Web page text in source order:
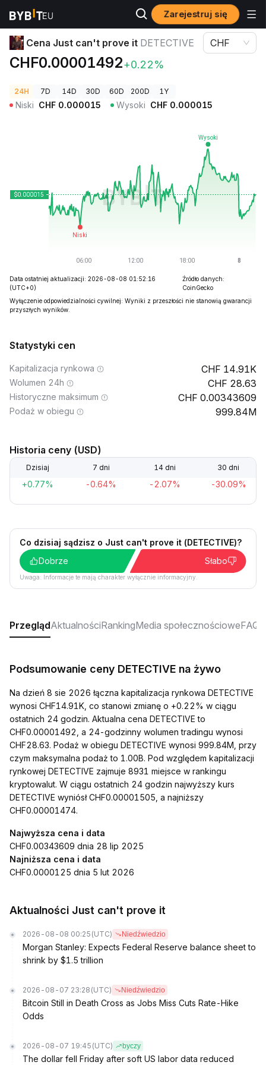
Zarejestruj się
Ceny kryptowalut Cena Just can't prove it DETECTIVE
Cena Just can't prove it DETECTIVE
CHF0.00001492+0.22%
CHF
24H 7D 14D 30D 60D 200D 1Y
Niski CHF 0.000015 Wysoki CHF 0.000015
Data ostatniej aktualizacji: 2026-08-08 01:52:16
(UTC+0)
Źródło danych:
CoinGecko
Wyłączenie odpowiedzialności cywilnej: Wyniki z przeszłości nie stanowią gwarancji
przyszłych wyników.
Statystyki cen
Kapitalizacja rynkowa 14.91K
Wolumen 24h 28.63
Historyczne maksimum 0.00343609
Podaż w obiegu 999.84M
Historia ceny (USD)
Dzisiaj 7 dni 14 dni 30 dni
+0.77% -0.64% -2.07% -30.09%
Co dzisiaj sądzisz o Just can't prove it (DETECTIVE)?
Dobrze
Słabo
Uwaga: Informacje te mają charakter wyłącznie informacyjny.
PrzeglądAktualnościRankingMedia społecznościoweFAQ
Podsumowanie ceny DETECTIVE na żywo
Na dzień 8 sie 2026 łączna kapitalizacja rynkowa DETECTIVE
wynosi CHF14.91K, co stanowi zmianę o +0.22% w ciągu
ostatnich 24 godzin. Aktualna cena DETECTIVE to
CHF0.00001492, a 24-godzinny wolumen tradingu wynosi
CHF28.63. Podaż w obiegu DETECTIVE wynosi 999.84M, przy
czym maksymalna podaż to 1.00B. Pod względem kapitalizacji
rynkowej DETECTIVE zajmuje 8931 miejsce w rankingu
kryptowalut. W ciągu ostatnich 24 godzin najwyższy kurs
DETECTIVE wyniósł CHF0.00001505, a najniższy
CHF0.00001474.
Najwyższa cena i data
CHF0.00343609 dnia 28 lip 2025
Najniższa cena i data
CHF0.0000125 dnia 5 lut 2026
Aktualności Just can't prove it
2026-08-08 00:25 (UTC) Niedźwiedzio
Morgan Stanley: Expects Federal Reserve balance sheet to
shrink by $1.5 trillion
2026-08-07 23:28 (UTC) Niedźwiedzio
Bitcoin Still in Death Cross as Jobs Miss Cuts Rate-Hike
Odds
2026-08-07 19:45 (UTC) byczy
The dollar fell Friday after soft US labor data reduced